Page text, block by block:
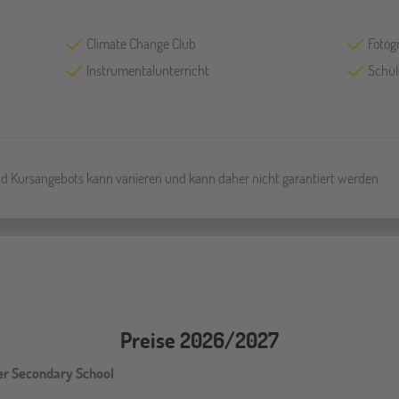
Climate Change Club
Instrumentalunterricht
Kursangebots kann variieren und kann daher nicht garantiert werden.
Preise 2026/2027
Secondary School